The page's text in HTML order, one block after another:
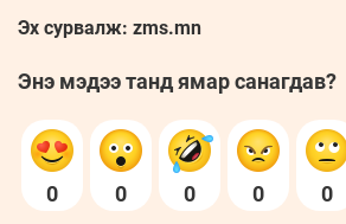
Эх сурвалж: zms.mn
Энэ мэдээ танд ямар санагдав?
0 0 0 0 0